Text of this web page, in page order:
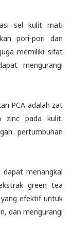
sel kulit mati
pori-pori dan
memiliki sifat
mengurangi
PCA adalah zat
zinc pada kulit.
pertumbuhan
menangkal
green tea
efektif untuk
dan mengurangi